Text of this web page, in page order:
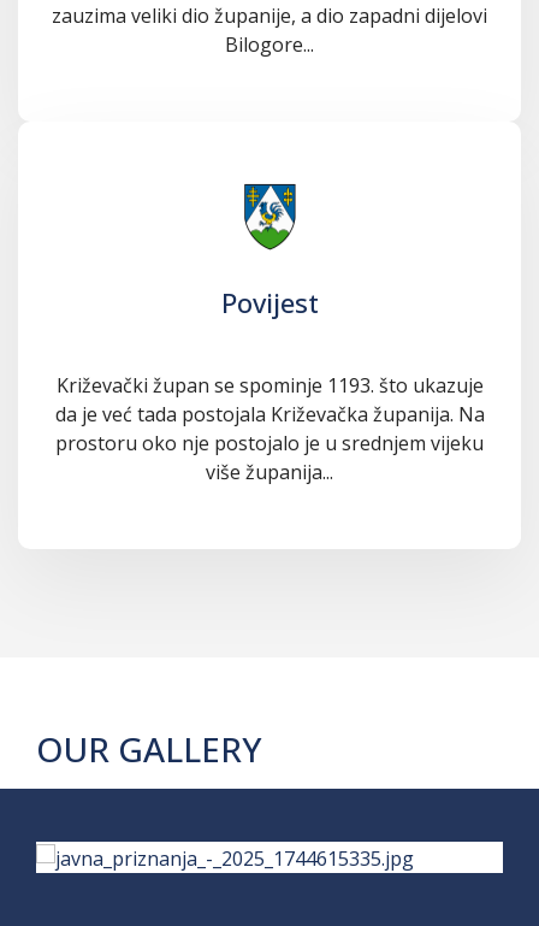
zauzima veliki dio županije, a dio zapadni dijelovi
Bilogore...
Povijest
Križevački župan se spominje 1193. što ukazuje
da je već tada postojala Križevačka županija. Na
prostoru oko nje postojalo je u srednjem vijeku
više županija...
OUR GALLERY